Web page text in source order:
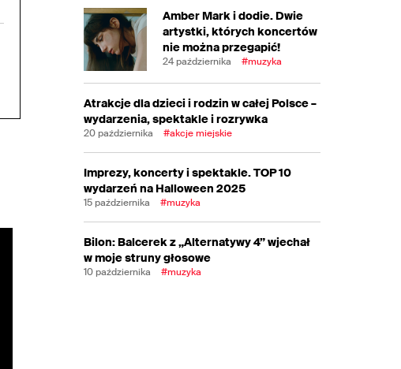
Amber Mark i dodie. Dwie
artystki, których koncertów
nie można przegapić!
24 października #muzyka
Atrakcje dla dzieci i rodzin w całej Polsce –
wydarzenia, spektakle i rozrywka
20 października #akcje miejskie
Imprezy, koncerty i spektakle. TOP 10
wydarzeń na Halloween 2025
15 października #muzyka
Bilon: Balcerek z „Alternatywy 4” wjechał
w moje struny głosowe
10 października #muzyka